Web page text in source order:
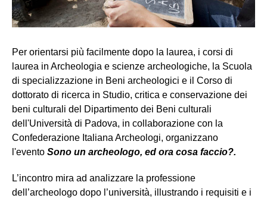
Per orientarsi più facilmente dopo la laurea, i corsi di
laurea in Archeologia e scienze archeologiche, la Scuola
di specializzazione in Beni archeologici e il Corso di
dottorato di ricerca in Studio, critica e conservazione dei
beni culturali del Dipartimento dei Beni culturali
dell'Università di Padova, in collaborazione con la
Confederazione Italiana Archeologi, organizzano
l'evento Sono un archeologo, ed ora cosa faccio?.
L’incontro mira ad analizzare la professione
dell’archeologo dopo l’università, illustrando i requisiti e i